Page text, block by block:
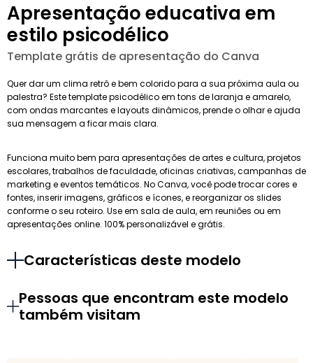
Apresentação educativa em
estilo psicodélico
Template grátis de apresentação do Canva
Quer dar um clima retrô e bem colorido para a sua próxima aula ou
palestra? Este template psicodélico em tons de laranja e amarelo,
com ondas marcantes e layouts dinâmicos, prende o olhar e ajuda
sua mensagem a ficar mais clara.
Funciona muito bem para apresentações de artes e cultura, projetos
escolares, trabalhos de faculdade, oficinas criativas, campanhas de
marketing e eventos temáticos. No Canva, você pode trocar cores e
fontes, inserir imagens, gráficos e ícones, e reorganizar os slides
conforme o seu roteiro. Use em sala de aula, em reuniões ou em
apresentações online. 100% personalizável e grátis.
Características deste modelo
Pessoas que encontram este modelo
também visitam